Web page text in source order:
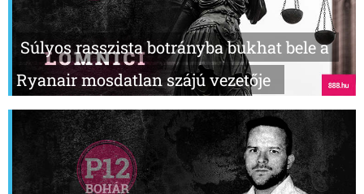
Súlyos rasszista botrányba bukhat bele a
Ryanair mosdatlan szájú vezetője